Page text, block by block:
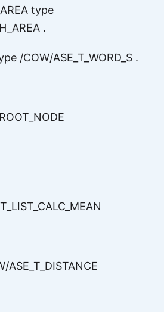
type
.
/COW/ASE_T_WORD_S .
ASE_T_DISTANCE